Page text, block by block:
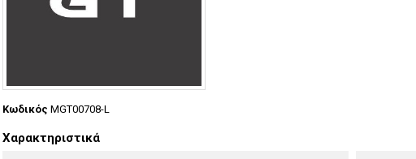
Κωδικός MGT00708-L
Χαρακτηριστικά